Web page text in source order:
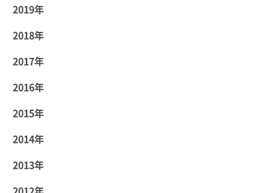
2019年
2018年
2017年
2016年
2015年
2014年
2013年
2012年